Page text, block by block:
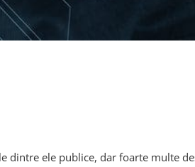
ele publice, dar foarte multe